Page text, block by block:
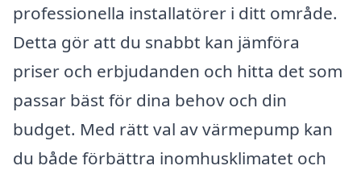
professionella installatörer i ditt område.
Detta gör att du snabbt kan jämföra
priser och erbjudanden och hitta det som
passar bäst för dina behov och din
budget. Med rätt val av värmepump kan
du både förbättra inomhusklimatet och